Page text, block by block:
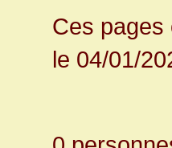
Ces pages
le 04/01/